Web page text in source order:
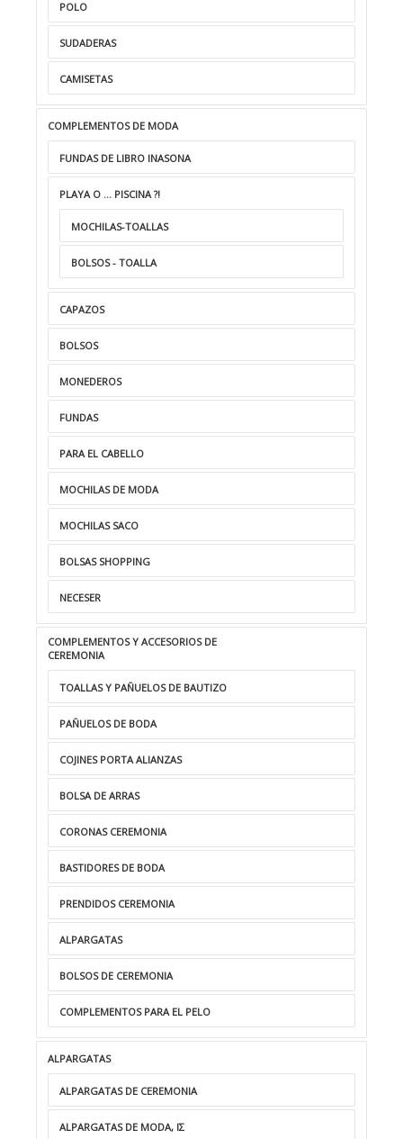
POLO
SUDADERAS
CAMISETAS
COMPLEMENTOS DE MODA
FUNDAS DE LIBRO INASONA
PLAYA O ... PISCINA ?!
MOCHILAS-TOALLAS
BOLSOS - TOALLA
CAPAZOS
BOLSOS
MONEDEROS
FUNDAS
PARA EL CABELLO
MOCHILAS DE MODA
MOCHILAS SACO
BOLSAS SHOPPING
NECESER
COMPLEMENTOS Y ACCESORIOS DE
CEREMONIA
TOALLAS Y PAÑUELOS DE BAUTIZO
PAÑUELOS DE BODA
COJINES PORTA ALIANZAS
BOLSA DE ARRAS
CORONAS CEREMONIA
BASTIDORES DE BODA
PRENDIDOS CEREMONIA
ALPARGATAS
BOLSOS DE CEREMONIA
COMPLEMENTOS PARA EL PELO
ALPARGATAS
ALPARGATAS DE CEREMONIA
ALPARGATAS DE MODA, ΙΣ